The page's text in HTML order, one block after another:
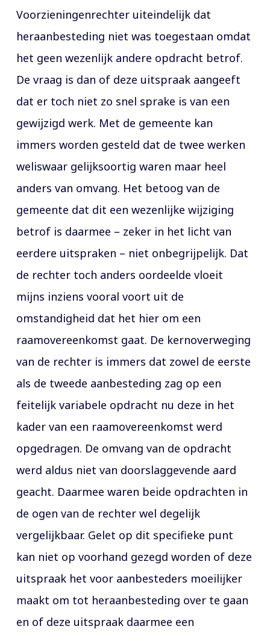
Voorzieningenrechter uiteindelijk dat
heraanbesteding niet was toegestaan omdat
het geen wezenlijk andere opdracht betrof.
De vraag is dan of deze uitspraak aangeeft
dat er toch niet zo snel sprake is van een
gewijzigd werk. Met de gemeente kan
immers worden gesteld dat de twee werken
weliswaar gelijksoortig waren maar heel
anders van omvang. Het betoog van de
gemeente dat dit een wezenlijke wijziging
betrof is daarmee – zeker in het licht van
eerdere uitspraken – niet onbegrijpelijk. Dat
de rechter toch anders oordeelde vloeit
mijns inziens vooral voort uit de
omstandigheid dat het hier om een
raamovereenkomst gaat. De kernoverweging
van de rechter is immers dat zowel de eerste
als de tweede aanbesteding zag op een
feitelijk variabele opdracht nu deze in het
kader van een raamovereenkomst werd
opgedragen. De omvang van de opdracht
werd aldus niet van doorslaggevende aard
geacht. Daarmee waren beide opdrachten in
de ogen van de rechter wel degelijk
vergelijkbaar. Gelet op dit specifieke punt
kan niet op voorhand gezegd worden of deze
uitspraak het voor aanbesteders moeilijker
maakt om tot heraanbesteding over te gaan
en of deze uitspraak daarmee een